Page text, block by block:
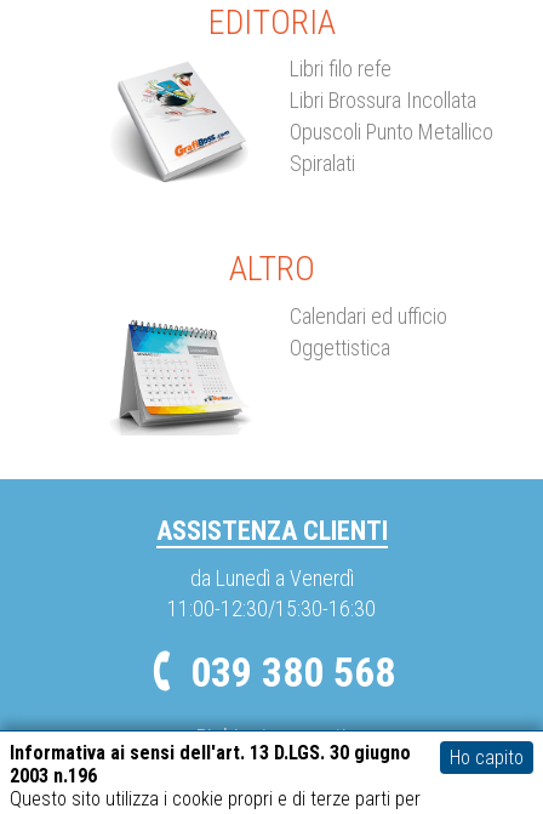
Informativa ai sensi dell'art. 13 D.LGS. 30 giugno
2003 n.196
Questo sito utilizza i cookie propri e di terze parti per
Ho capito
EDITORIA
Libri filo refe
Libri Brossura Incollata
Opuscoli Punto Metallico
Spiralati
ALTRO
Calendari ed ufficio
Oggettistica
ASSISTENZA CLIENTI
da Lunedì a Venerdì
11:00-12:30/15:30-16:30
039 380 568
Richieste urgenti
info@spediboss.com